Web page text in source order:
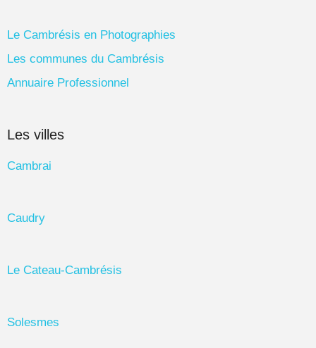
Le Cambrésis en Photographies
Les communes du Cambrésis
Annuaire Professionnel
Les villes
Cambrai
Caudry
Le Cateau-Cambrésis
Solesmes